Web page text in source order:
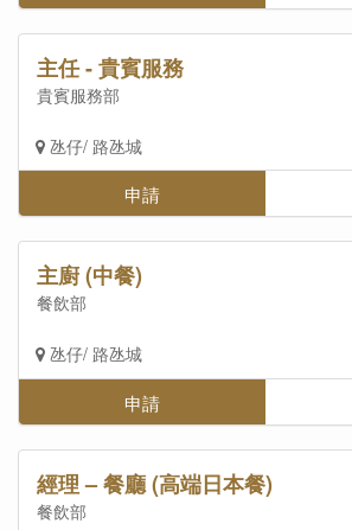
主任 - 貴賓服務
貴賓服務部
氹仔/ 路氹城
申請
主廚 (中餐)
餐飲部
氹仔/ 路氹城
申請
經理 – 餐廳 (高端日本餐)
餐飲部